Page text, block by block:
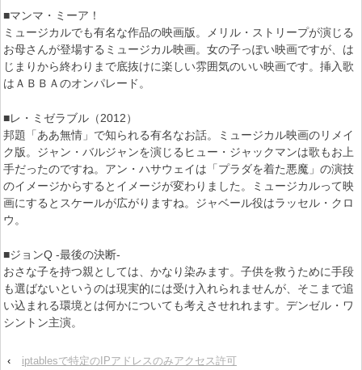
■マンマ・ミーア！
ミュージカルでも有名な作品の映画版。メリル・ストリープが演じる
お母さんが登場するミュージカル映画。女の子っぽい映画ですが、は
じまりから終わりまで底抜けに楽しい雰囲気のいい映画です。挿入歌
はＡＢＢＡのオンパレード。
■レ・ミゼラブル（2012）
邦題「ああ無情」で知られる有名なお話。ミュージカル映画のリメイ
ク版。ジャン・バルジャンを演じるヒュー・ジャックマンは歌もお上
手だったのですね。アン・ハサウェイは「プラダを着た悪魔」の演技
のイメージからするとイメージが変わりました。ミュージカルって映
画にするとスケールが広がりますね。ジャベール役はラッセル・クロ
ウ。
■ジョンQ -最後の決断-
おさな子を持つ親としては、かなり染みます。子供を救うために手段
も選ばないというのは現実的には受け入れられませんが、そこまで追
い込まれる環境とは何かについても考えさせれれます。デンゼル・ワ
シントン主演。
‹
iptablesで特定のIPアドレスのみアクセス許可